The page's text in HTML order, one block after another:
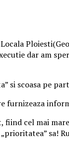
dar am
si scoasa pe
furnizeaza
fiind cel mai
sa!